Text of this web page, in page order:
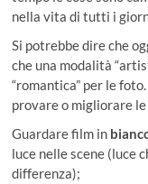
nella vita di tutti i
Si potrebbe dire che
che una modalità
“romantica” per le
provare o migliorare
Guardare film in
luce nelle scene (luce
differenza);